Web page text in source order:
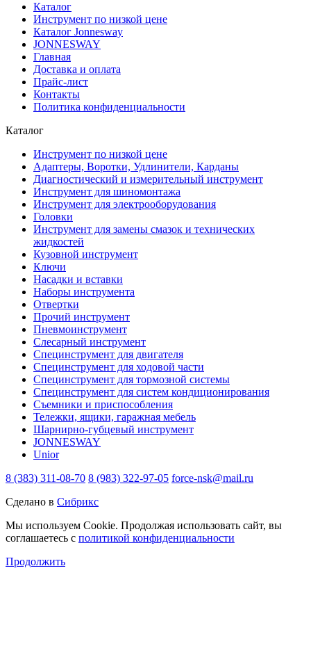
Каталог
Инструмент по низкой цене
Каталог Jonnesway
JONNESWAY
Главная
Доставка и оплата
Прайс-лист
Контакты
Политика конфиденциальности
Каталог
Инструмент по низкой цене
Адаптеры, Воротки, Удлинители, Карданы
Диагностический и измерительный инструмент
Инструмент для шиномонтажа
Инструмент для электрооборудования
Головки
Инструмент для замены смазок и технических
жидкостей
Кузовной инструмент
Ключи
Насадки и вставки
Наборы инструмента
Отвертки
Прочий инструмент
Пневмоинструмент
Слесарный инструмент
Специнструмент для двигателя
Специнструмент для ходовой части
Специнструмент для тормозной системы
Специнструмент для систем кондиционирования
Съемники и приспособления
Тележки, ящики, гаражная мебель
Шарнирно-губцевый инструмент
JONNESWAY
Unior
8 (383) 311-08-70 8 (983) 322-97-05 force-nsk@mail.ru
Сделано в Сибрикс
Мы используем Cookie. Продолжая использовать сайт, вы
соглашаетесь с политикой конфиденциальности
Продолжить